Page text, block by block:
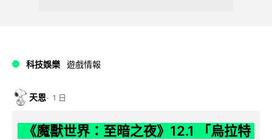
科技娛樂 遊戲情報
天恩 1 日
《魔獸世界：至暗之夜》12.1 「烏拉特